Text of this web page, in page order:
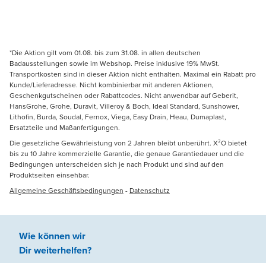
*Die Aktion gilt vom 01.08. bis zum 31.08. in allen deutschen
Badausstellungen sowie im Webshop. Preise inklusive 19% MwSt.
Transportkosten sind in dieser Aktion nicht enthalten. Maximal ein Rabatt pro
Kunde/Lieferadresse. Nicht kombinierbar mit anderen Aktionen,
Geschenkgutscheinen oder Rabattcodes. Nicht anwendbar auf Geberit,
HansGrohe, Grohe, Duravit, Villeroy & Boch, Ideal Standard, Sunshower,
Lithofin, Burda, Soudal, Fernox, Viega, Easy Drain, Heau, Dumaplast,
Ersatzteile und Maßanfertigungen.
Die gesetzliche Gewährleistung von 2 Jahren bleibt unberührt. X²O bietet
bis zu 10 Jahre kommerzielle Garantie, die genaue Garantiedauer und die
Bedingungen unterscheiden sich je nach Produkt und sind auf den
Produktseiten einsehbar.
Allgemeine Geschäftsbedingungen - Datenschutz
Wie können wir
Dir weiterhelfen?